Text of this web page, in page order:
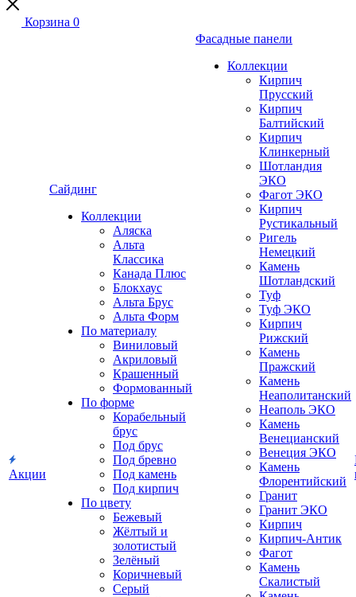
Корзина 0
Акции
Сайдинг
Коллекции
Аляска
Альта
Классика
Канада Плюс
Блокхаус
Альта Брус
Альта Форм
По материалу
Виниловый
Акриловый
Крашенный
Формованный
По форме
Корабельный
брус
Под брус
Под бревно
Под камень
Под кирпич
По цвету
Бежевый
Жёлтый и
золотистый
Зелёный
Коричневый
Серый
Фасадные панели
Коллекции
Кирпич
Прусский
Кирпич
Балтийский
Кирпич
Клинкерный
Шотландия
ЭКО
Фагот ЭКО
Кирпич
Рустикальный
Ригель
Немецкий
Камень
Шотландский
Туф
Туф ЭКО
Кирпич
Рижский
Камень
Пражский
Камень
Неаполитанский
Неаполь ЭКО
Камень
Венецианский
Венеция ЭКО
Камень
Флорентийский
Гранит
Гранит ЭКО
Кирпич
Кирпич-Антик
Фагот
Камень
Скалистый